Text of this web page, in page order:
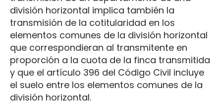
división horizontal implica también la
transmisión de la cotitularidad en los
elementos comunes de la división horizontal
que correspondieran al transmitente en
proporción a la cuota de la finca transmitida
y que el artículo 396 del Código Civil incluye
el suelo entre los elementos comunes de la
división horizontal.